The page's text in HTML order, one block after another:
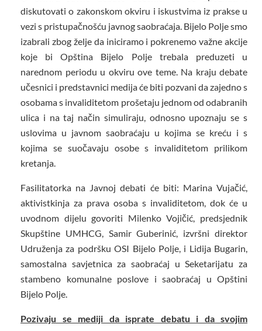
diskutovati o zakonskom okviru i iskustvima iz prakse u
vezi s pristupačnošću javnog saobraćaja. Bijelo Polje smo
izabrali zbog želje da iniciramo i pokrenemo važne akcije
koje bi Opština Bijelo Polje trebala preduzeti u
narednom periodu u okviru ove teme. Na kraju debate
učesnici i predstavnici medija će biti pozvani da zajedno s
osobama s invaliditetom prošetaju jednom od odabranih
ulica i na taj način simuliraju, odnosno upoznaju se s
uslovima u javnom saobraćaju u kojima se kreću i s
kojima se suočavaju osobe s invaliditetom prilikom
kretanja.
Fasilitatorka na Javnoj debati će biti: Marina Vujačić,
aktivistkinja za prava osoba s invaliditetom, dok će u
uvodnom dijelu govoriti Milenko Vojičić, predsjednik
Skupštine UMHCG, Samir Guberinić, izvršni direktor
Udruženja za podršku OSI Bijelo Polje, i Lidija Bugarin,
samostalna savjetnica za saobraćaj u Seketarijatu za
stambeno komunalne poslove i saobraćaj u Opštini
Bijelo Polje.
Pozivaju se mediji da isprate debatu i da svojim